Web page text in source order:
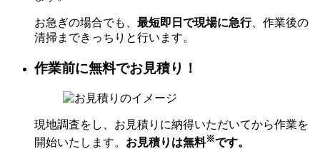
お急ぎの場合でも、 最短即日で現場に急行、作業後の
清掃まできっちりと行います。
作業前に無料でお見積り！
現地調査をし、お見積りに納得いただいてから作業を
開始いたします。 お見積りは無料※です。